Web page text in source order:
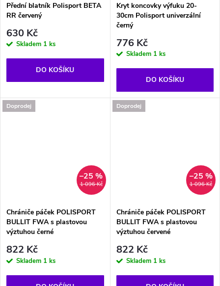
Přední blatník Polisport BETA
RR červený
630 Kč
Skladem 1 ks
DO KOŠÍKU
Kryt koncovky výfuku 20-
30cm Polisport univerzální
černý
776 Kč
Skladem 1 ks
DO KOŠÍKU
Doprodej
1 096 Kč
–25 %
Chrániče páček POLISPORT
BULLIT FWA s plastovou
výztuhou černé
822 Kč
Skladem 1 ks
Doprodej
1 096 Kč
–25 %
Chrániče páček POLISPORT
BULLIT FWA s plastovou
výztuhou červené
822 Kč
Skladem 1 ks